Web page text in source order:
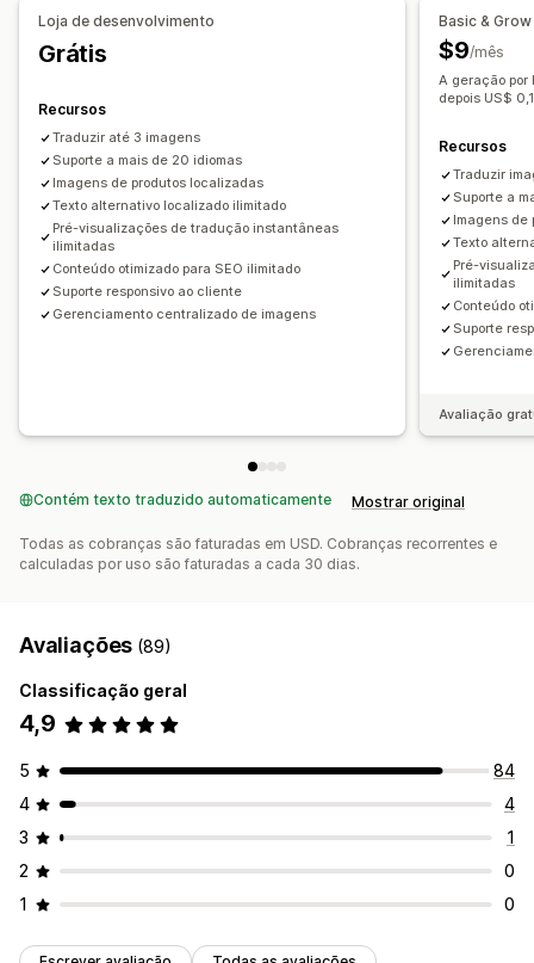
Tradução manual
Tradução de Otimização de mecanismos de pesquisa
(SEO, na sigla em inglês)
Redirecionamento automático
Design do alternador
Loja de desenvolvimento
Grátis
Recursos
Traduzir até 3 imagens
Suporte a mais de 20 idiomas
Imagens de produtos localizadas
Texto alternativo localizado ilimitado
Pré-visualizações de tradução instantâneas
ilimitadas
Conteúdo otimizado para SEO ilimitado
Suporte responsivo ao cliente
Gerenciamento centralizado de imagens
Basic & Grow
$9/mês
A geração por
depois US$
Recursos
Traduzir
Suporte a
Imagens de
Texto
Pré-
ilimitadas
Conteúdo
Suporte
Avaliação
Contém texto traduzido automaticamente Mostrar original
Todas as cobranças são faturadas em USD. Cobranças recorrentes e
calculadas por uso são faturadas a cada 30 dias.
Avaliações (89)
Classificação geral
4,9
5
84
4
4
3
1
2
0
1
0